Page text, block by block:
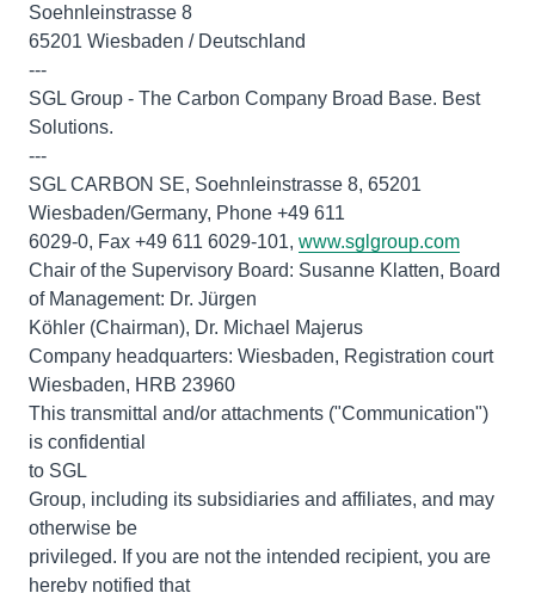
Soehnleinstrasse 8
65201 Wiesbaden / Deutschland
---
SGL Group - The Carbon Company Broad Base. Best
Solutions.
---
SGL CARBON SE, Soehnleinstrasse 8, 65201
Wiesbaden/Germany, Phone +49 611
6029-0, Fax +49 611 6029-101, www.sglgroup.com
Chair of the Supervisory Board: Susanne Klatten, Board
of Management: Dr. Jürgen
Köhler (Chairman), Dr. Michael Majerus
Company headquarters: Wiesbaden, Registration court
Wiesbaden, HRB 23960
This transmittal and/or attachments ("Communication")
is confidential
to SGL
Group, including its subsidiaries and affiliates, and may
otherwise be
privileged. If you are not the intended recipient, you are
hereby notified that